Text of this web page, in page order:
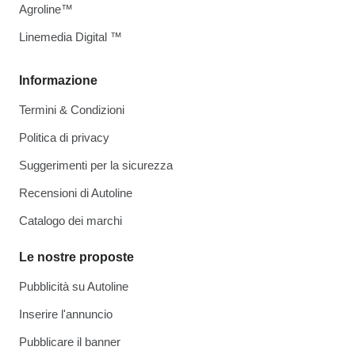
Informazione
Termini & Condizioni
Politica di privacy
Suggerimenti per la sicurezza
Recensioni di Autoline
Catalogo dei marchi
Le nostre proposte
Pubblicità su Autoline
Inserire l'annuncio
Pubblicare il banner
Agroline™
Linemedia Digital ™